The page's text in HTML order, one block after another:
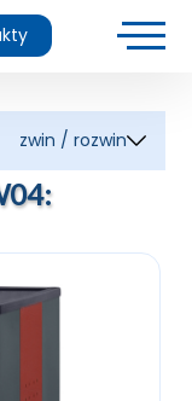
zwin / rozwin